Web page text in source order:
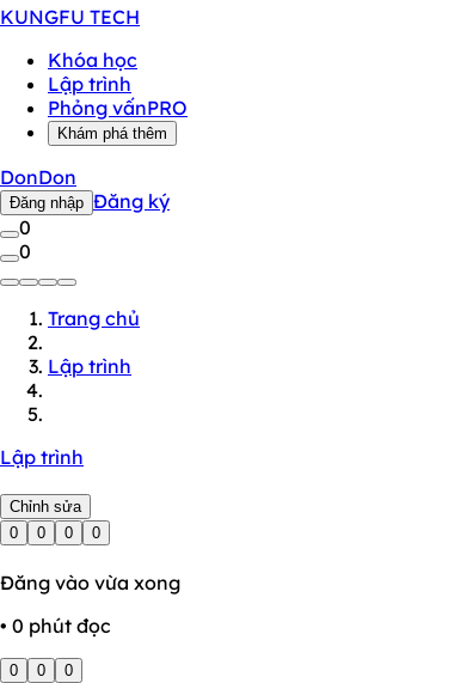
KUNGFU TECH
Khóa học
Lập trình
Phỏng vấnPRO
Khám phá thêm
DonDon
Đăng nhập Đăng ký
0
0
Trang chủ
Lập trình
Lập trình
Chỉnh sửa
0
0 0 0
Đăng vào vừa xong
• 0 phút đọc
0 0 0